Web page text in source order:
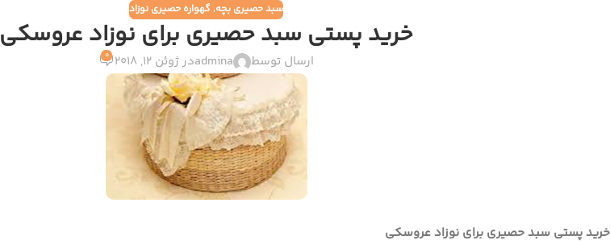
سبد حصیری بچه,گهواره حصیری نوزاد
خرید پستی سبد حصیری برای نوزاد عروسکی
ارسال توسط adminaدر ژوئن 12, 2018 0
خرید پستی سبد حصیری برای نوزاد عروسکی